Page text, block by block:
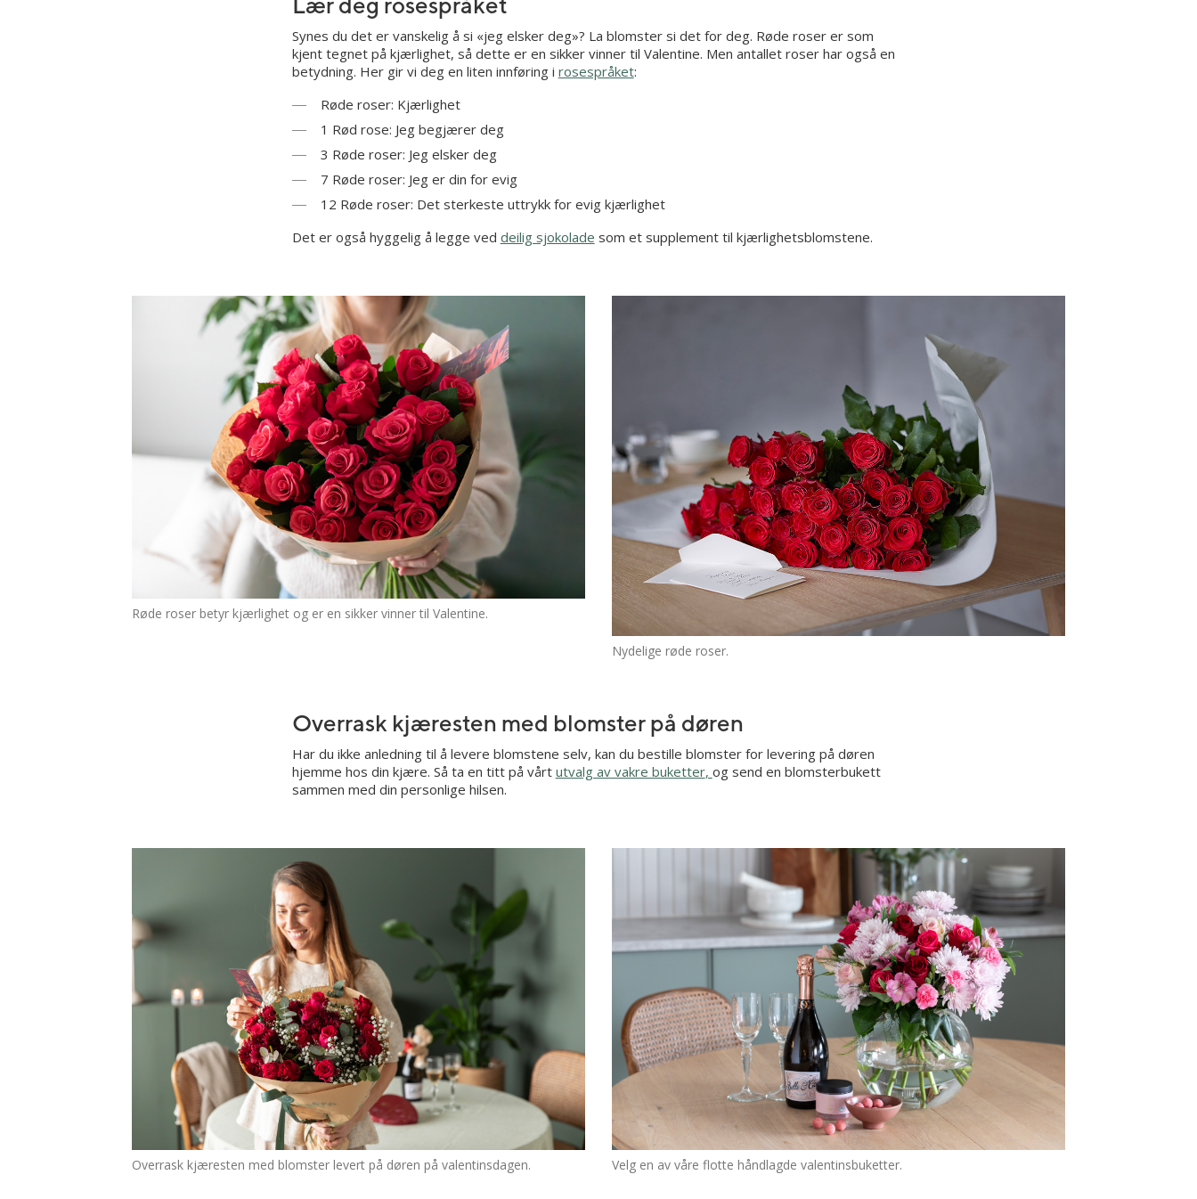
Synes du det er vanskelig å si «jeg elsker deg»? La blomster si det for deg. Røde roser er som
kjent tegnet på kjærlighet, så dette er en sikker vinner til Valentine. Men antallet roser har også en
betydning. Her gir vi deg en liten innføring i rosespråket:
Røde roser: Kjærlighet
1 Rød rose: Jeg begjærer deg
3 Røde roser: Jeg elsker deg
7 Røde roser: Jeg er din for evig
12 Røde roser: Det sterkeste uttrykk for evig kjærlighet
Det er også hyggelig å legge ved deilig sjokolade som et supplement til kjærlighetsblomstene.
Røde roser betyr kjærlighet og er en sikker vinner til Valentine.
Nydelige røde roser.
Overrask kjæresten med blomster på døren
Har du ikke anledning til å levere blomstene selv, kan du bestille blomster for levering på døren
hjemme hos din kjære. Så ta en titt på vårt utvalg av vakre buketter, og send en blomsterbukett
sammen med din personlige hilsen.
Overrask kjæresten med blomster levert på døren på valentinsdagen. Velg en av våre flotte håndlagde valentinsbuketter.